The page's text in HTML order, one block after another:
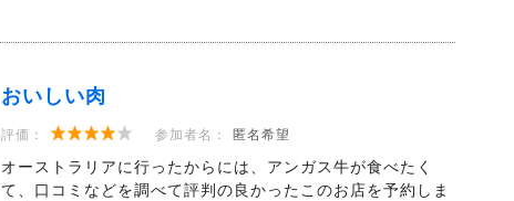
おいしい肉
評価： 参加者名： 匿名希望
オーストラリアに行ったからには、アンガス牛が食べたく
て、口コミなどを調べて評判の良かったこのお店を予約しま